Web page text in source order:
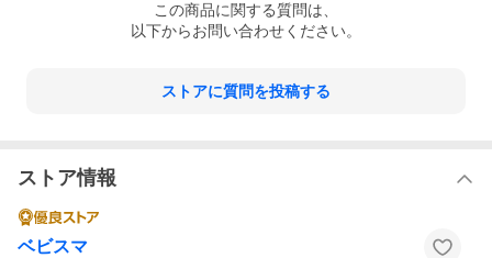
この商品に関する質問は、
以下からお問い合わせください。
ストアに質問を投稿する
ストア情報
ベビスマ